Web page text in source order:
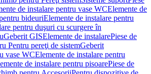
de instalare pentru vase WCElemente de
bideuriElemente de instalare pentru
pentru duşuri cu scurgere în
Geberit GISElemente de instalarePiese de
Pentru pereţi de sistemGeberit
vase WCElemente de instalare pentru
de instalare pentru pisoarePiese de